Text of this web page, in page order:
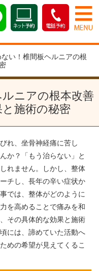
い！椎間板ヘルニアの根
ニアの根本改善
施術の秘密
れ、坐骨神経痛に苦し
か？「もう治らない」と
れません。しかし、整体
チし、長年の辛い症状か
では、整体がどのように
を高めることで痛みを和
その具体的な効果と施術
には、諦めていた活動へ
めの希望が見えてくるこ